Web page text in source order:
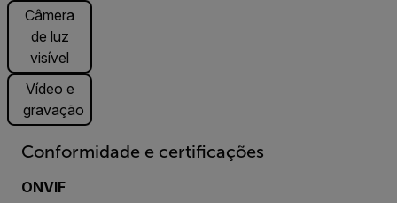
Câmera
de luz
visível
Vídeo e
gravação
Conformidade e certificações
ONVIF